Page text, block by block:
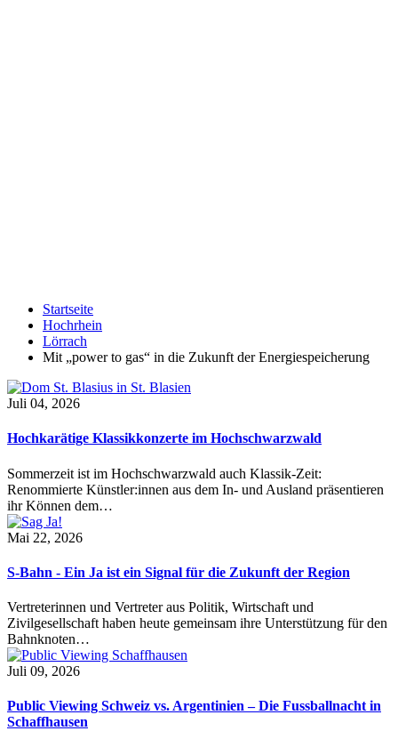
Startseite
Hochrhein
Lörrach
Mit „power to gas“ in die Zukunft der Energiespeicherung
Juli 04, 2026
Hochkarätige Klassikkonzerte im Hochschwarzwald
Sommerzeit ist im Hochschwarzwald auch Klassik-Zeit:
Renommierte Künstler:innen aus dem In- und Ausland präsentieren
ihr Können dem…
Mai 22, 2026
S-Bahn - Ein Ja ist ein Signal für die Zukunft der Region
Vertreterinnen und Vertreter aus Politik, Wirtschaft und
Zivilgesellschaft haben heute gemeinsam ihre Unterstützung für den
Bahnknoten…
Juli 09, 2026
Public Viewing Schweiz vs. Argentinien – Die Fussballnacht in
Schaffhausen